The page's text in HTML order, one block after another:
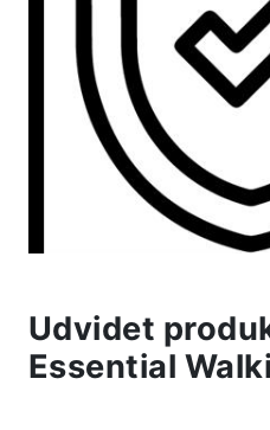
Udvidet
Essential